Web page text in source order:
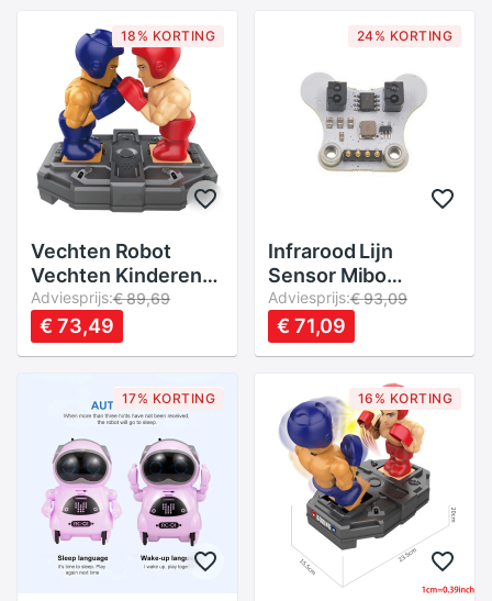
18% KORTING
Vechten Robot
Vechten Kinderen
Ouder-kind Dubbele
Vechten Puzzel
Elektrische
Adviesprijs:€ 89,69
€ 73,49
24% KORTING
Infrarood Lijn
Sensor Mibo
Ebotics
Adviesprijs:€ 93,09
€ 71,09
17% KORTING 16% KORTING